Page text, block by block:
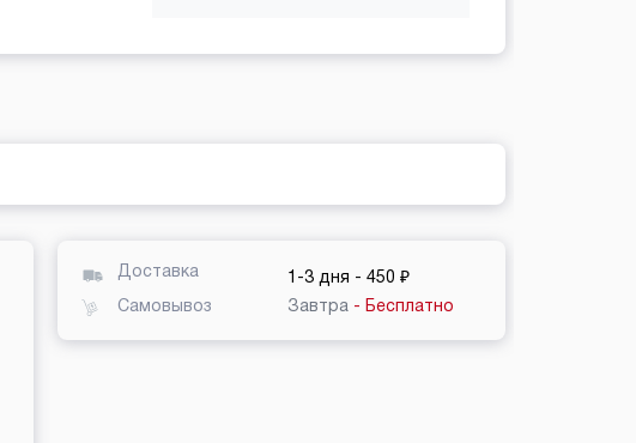
Доставка 1-3 дня - 450 ₽
Самовывоз
Завтра - Бесплатно